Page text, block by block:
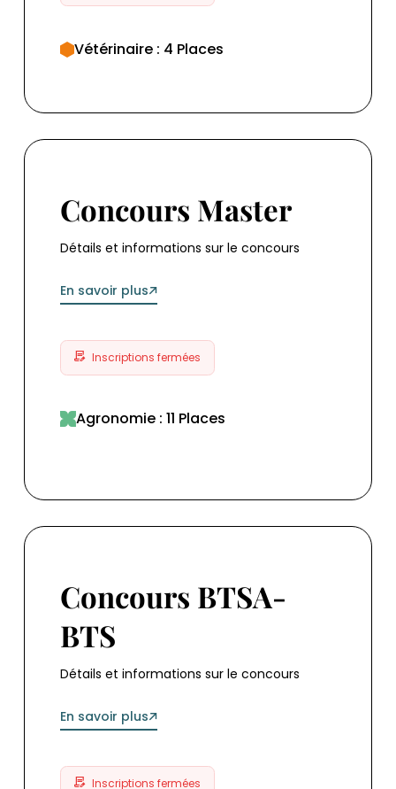
Vétérinaire : 4 Places
Concours Master
Concours Master
Détails et informations sur le concours
En savoir plus
Inscriptions fermées
Agronomie : 11 Places
Concours BTSA-BTS
Concours BTSA-
BTS
Détails et informations sur le concours
En savoir plus
Inscriptions fermées